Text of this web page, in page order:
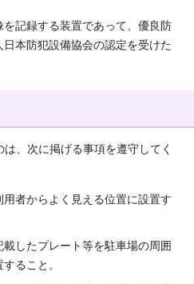
記録する装置であって、優良防
本防犯設備協会の認定を受けた
、次に掲げる事項を遵守してく
者からよく見える位置に設置す
したプレート等を駐車場の周囲
ること。